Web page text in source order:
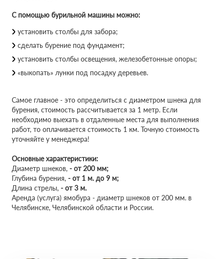
С помощью бурильной машины можно:
установить столбы для забора;
сделать бурение под фундамент;
установить столбы освещения, железобетонные опоры;
«выкопать» лунки под посадку деревьев.
Самое главное - это определиться с диаметром шнека для
бурения, стоимость рассчитывается за 1 метр. Если
необходимо выехать в отдаленные места для выполнения
работ, то оплачивается стоимость 1 км. Точную стоимость
уточняйте у менеджера!
Основные характеристики:
Диаметр шнеков, - от 200 мм;
Глубина бурения, - от 1 м. до 9 м;
Длина стрелы, - от 3 м.
Аренда (услуга) ямобура - диаметр шнеков от 200 мм. в
Челябинске, Челябинской области и России.